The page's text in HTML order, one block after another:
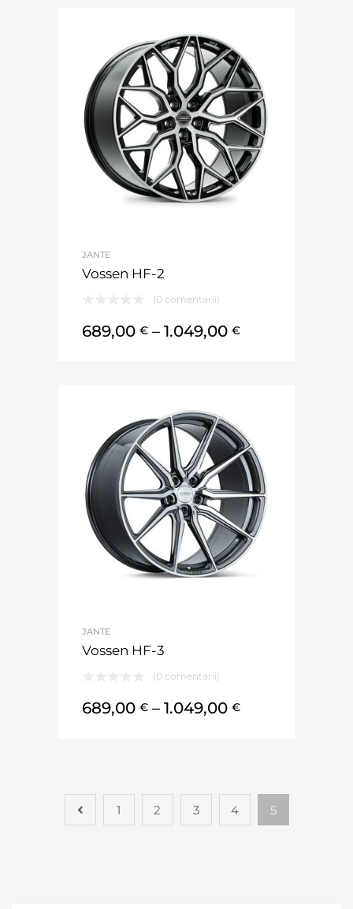
JANTE
Vossen HF-2
(0 comentarii)
689,00 € – 1.049,00 €
JANTE
Vossen HF-3
(0 comentarii)
689,00 € – 1.049,00 €
1 2 3 4 5